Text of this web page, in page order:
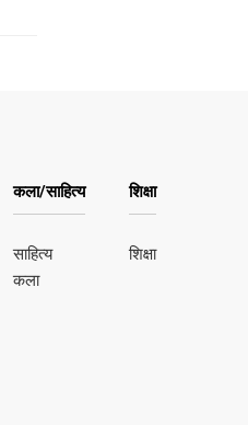
कला/साहित्य
साहित्य
कला
शिक्षा
शिक्षा